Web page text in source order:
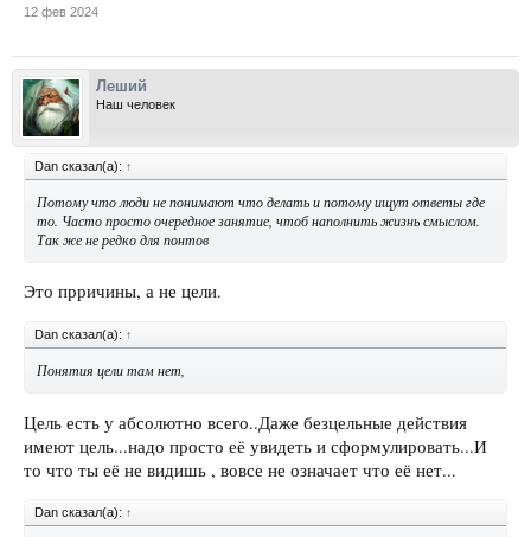
12 фев 2024
Леший
Наш человек
Dan сказал(а): ↑
Потому что люди не понимают что делать и потому ищут ответы где
то. Часто просто очередное занятие, чтоб наполнить жизнь смыслом.
Так же не редко для понтов
Это прричины, а не цели.
Dan сказал(а): ↑
Понятия цели там нет,
Цель есть у абсолютно всего..Даже безцельные действия
имеют цель...надо просто её увидеть и сформулировать...И
то что ты её не видишь , вовсе не означает что её нет...
Dan сказал(а): ↑